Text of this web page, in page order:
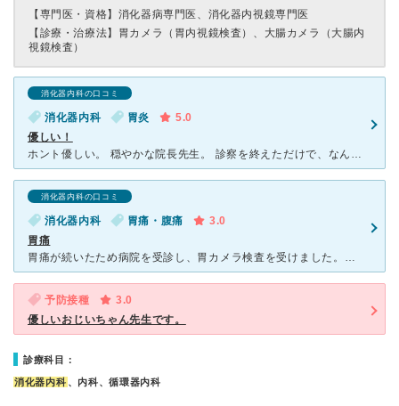
【専門医・資格】 消化器病専門医、消化器内視鏡専門医
【診療・治療法】 胃カメラ（胃内視鏡検査）、大腸カメラ（大腸内
視鏡検査）
消化器内科の口コミ
消化器内科 胃炎
5.0
優しい！
ホント優しい。 穏やかな院長先生。 診察を終えただけで、なんか良くわからないけど安心した。そして、またかかりたくなる。 胃カメラもほとんど苦しくなくビックリした。前に胃カメラした時ははおえおえし
消化器内科の口コミ
消化器内科 胃痛・腹痛
3.0
胃痛
胃痛が続いたため病院を受診し、胃カメラ検査を受けました。検査の結果、特に異常はなく「胃はとても綺麗」と言われたのは安心しました。また、ラッキーポリープという胃がんになりにくいタイプのポリープがあると教
予防接種
3.0
優しいおじいちゃん先生です。
診療科目：
消化器内科 、内科、循環器内科